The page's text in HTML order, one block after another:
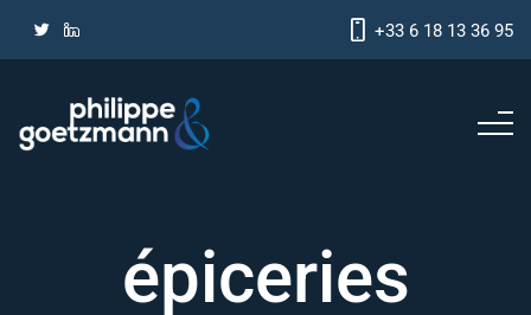
+33 6 18 13 36 95
épiceries